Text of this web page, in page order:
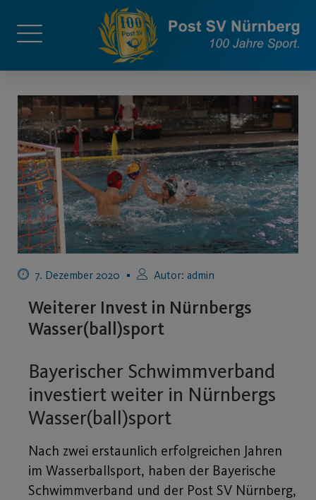
7. Dezember 2020 Autor: admin
Weiterer Invest in Nürnbergs
Wasser(ball)sport
Bayerischer Schwimmverband
investiert weiter in Nürnbergs
Wasser(ball)sport
Nach zwei erstaunlich erfolgreichen Jahren
im Wasserballsport, haben der Bayerische
Schwimmverband und der Post SV Nürnberg,